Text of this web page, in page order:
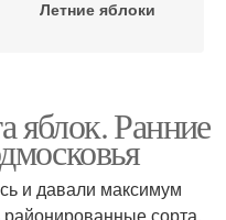
Летние яблоки
яблок. Ранние
и давали максимум